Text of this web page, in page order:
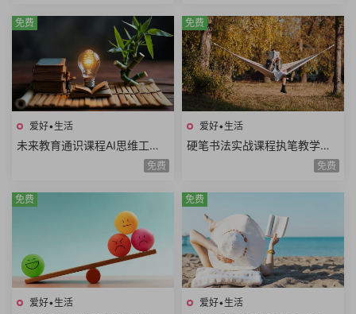
爱好•生活
未来教育通识课程AI思维工程
思维系统思维美学思维熵增思
维哲学思维概率思维51课时
免费
免费
爱好•生活
硬笔书法实战课程执笔教学基
本笔画偏旁部首间架结构例字
免费
免费
爱好•生活
免费
爱好•生活
免费